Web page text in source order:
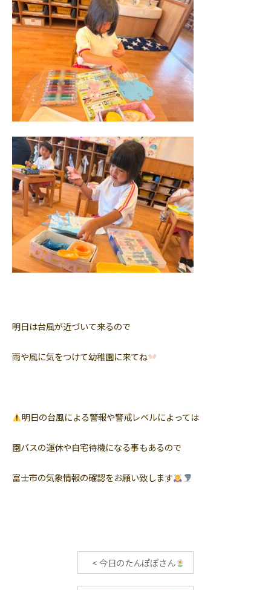
明日は台風が近づいて来るので
雨や風に気をつけて幼稚園に来てね
明日の台風による警報や警戒レベルによっては
園バスの運休や自宅待機になる事もあるので
富士市の気象情報の確認をお願い致します
<今日のたんぽぽさん